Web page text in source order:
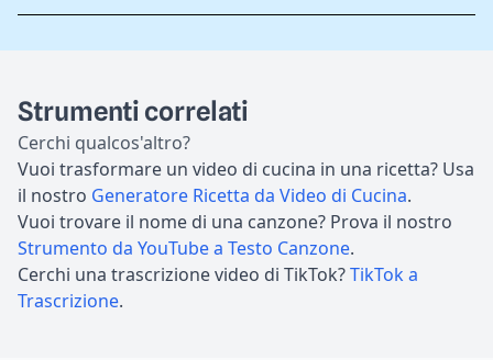
Strumenti correlati
Cerchi qualcos'altro?
Vuoi trasformare un video di cucina in una ricetta? Usa
il nostro Generatore Ricetta da Video di Cucina.
Vuoi trovare il nome di una canzone? Prova il nostro
Strumento da YouTube a Testo Canzone.
Cerchi una trascrizione video di TikTok?TikTok a
Trascrizione.